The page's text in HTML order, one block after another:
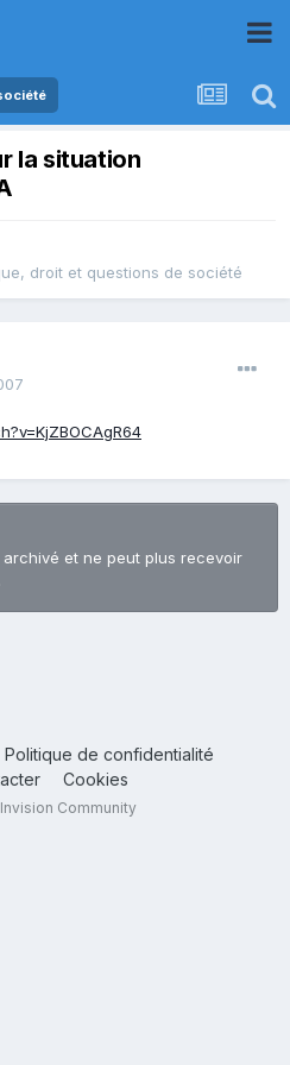
la situation
droit et questions de société
et ne peut plus recevoir
Politique de confidentialité
Cookies
Community